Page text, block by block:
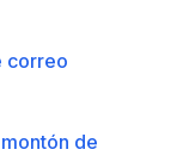
correo
de